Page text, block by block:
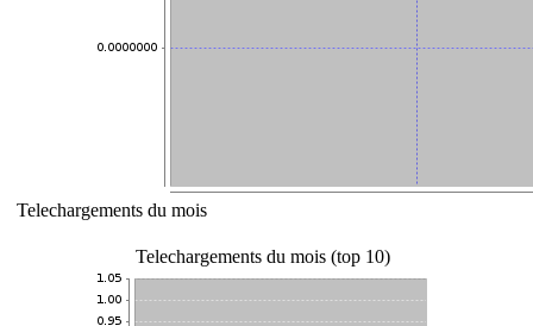
Telechargements du mois
Telechargements du mois (top 10)